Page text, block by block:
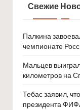
Свежие
Палкина
чемпионате
Мальцев
километров на
Тебас заявил,
президента